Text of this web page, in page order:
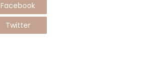
Facebook
Twitter